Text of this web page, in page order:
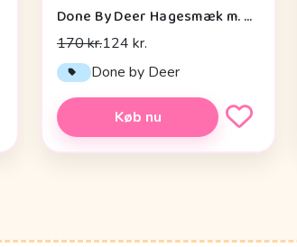
Done By Deer Hagesmæk m. Ærmer og Lomme - Playground - Blå
170 kr.124 kr.
Done by Deer
Køb nu